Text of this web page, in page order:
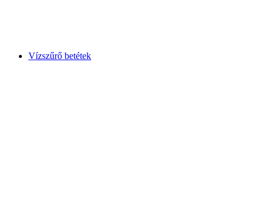
Vízszűrő betétek